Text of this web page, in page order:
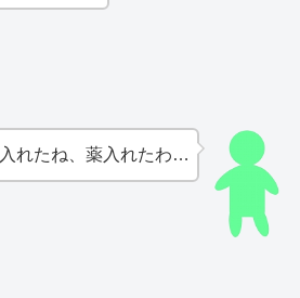
入れたね、薬入れたわ…